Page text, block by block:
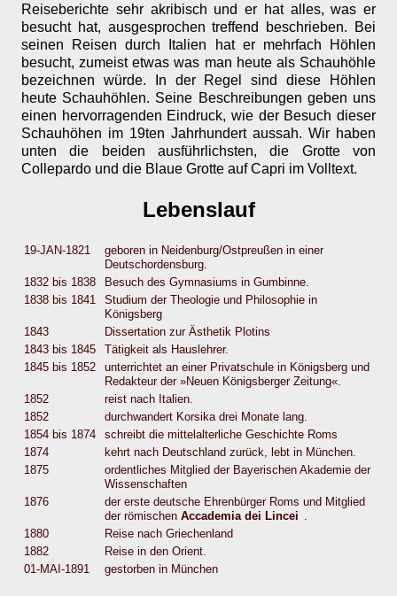
Reiseberichte sehr akribisch und er hat alles, was er
besucht hat, ausgesprochen treffend beschrieben. Bei
seinen Reisen durch Italien hat er mehrfach Höhlen
besucht, zumeist etwas was man heute als Schauhöhle
bezeichnen würde. In der Regel sind diese Höhlen
heute Schauhöhlen. Seine Beschreibungen geben uns
einen hervorragenden Eindruck, wie der Besuch dieser
Schauhöhen im 19ten Jahrhundert aussah. Wir haben
unten die beiden ausführlichsten, die Grotte von
Collepardo und die Blaue Grotte auf Capri im Volltext.
Lebenslauf
19-JAN-1821
geboren in Neidenburg/Ostpreußen in einer
Deutschordensburg.
1832 bis 1838
Besuch des Gymnasiums in Gumbinne.
1838 bis 1841
Studium der Theologie und Philosophie in
Königsberg
1843
Dissertation zur Ästhetik Plotins
1843 bis 1845
Tätigkeit als Hauslehrer.
1845 bis 1852
unterrichtet an einer Privatschule in Königsberg und
Redakteur der »Neuen Königsberger Zeitung«.
1852
reist nach Italien.
1852
durchwandert Korsika drei Monate lang.
1854 bis 1874
schreibt die mittelalterliche Geschichte Roms
1874
kehrt nach Deutschland zurück, lebt in München.
1875
ordentliches Mitglied der Bayerischen Akademie der
Wissenschaften
1876
der erste deutsche Ehrenbürger Roms und Mitglied
der römischen Accademia dei Lincei
1880
Reise nach Griechenland
1882
Reise in den Orient.
01-MAI-1891
gestorben in München